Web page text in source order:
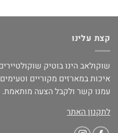
קצת עלינו
שוקולאב הינו בוטיק
איכות במארזים מקוריים
עמנו קשר ולקבל הצעה מותאמת.
לתקנון האתר